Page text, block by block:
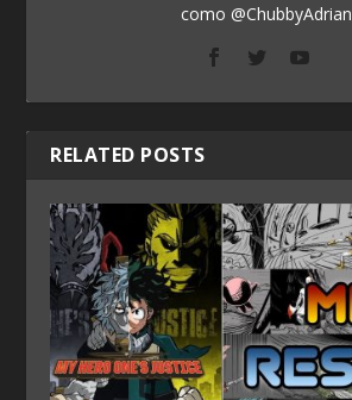
como @ChubbyAdrian
RELATED POSTS